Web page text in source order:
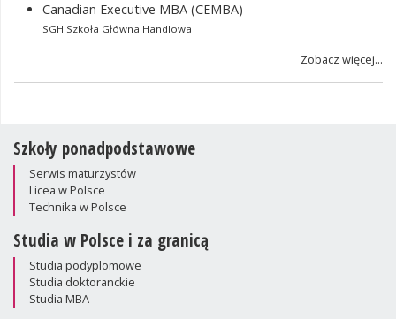
Canadian Executive MBA (CEMBA)
SGH Szkoła Główna Handlowa
Zobacz więcej...
Szkoły ponadpodstawowe
Serwis maturzystów
Licea w Polsce
Technika w Polsce
Studia w Polsce i za granicą
Studia podyplomowe
Studia doktoranckie
Studia MBA